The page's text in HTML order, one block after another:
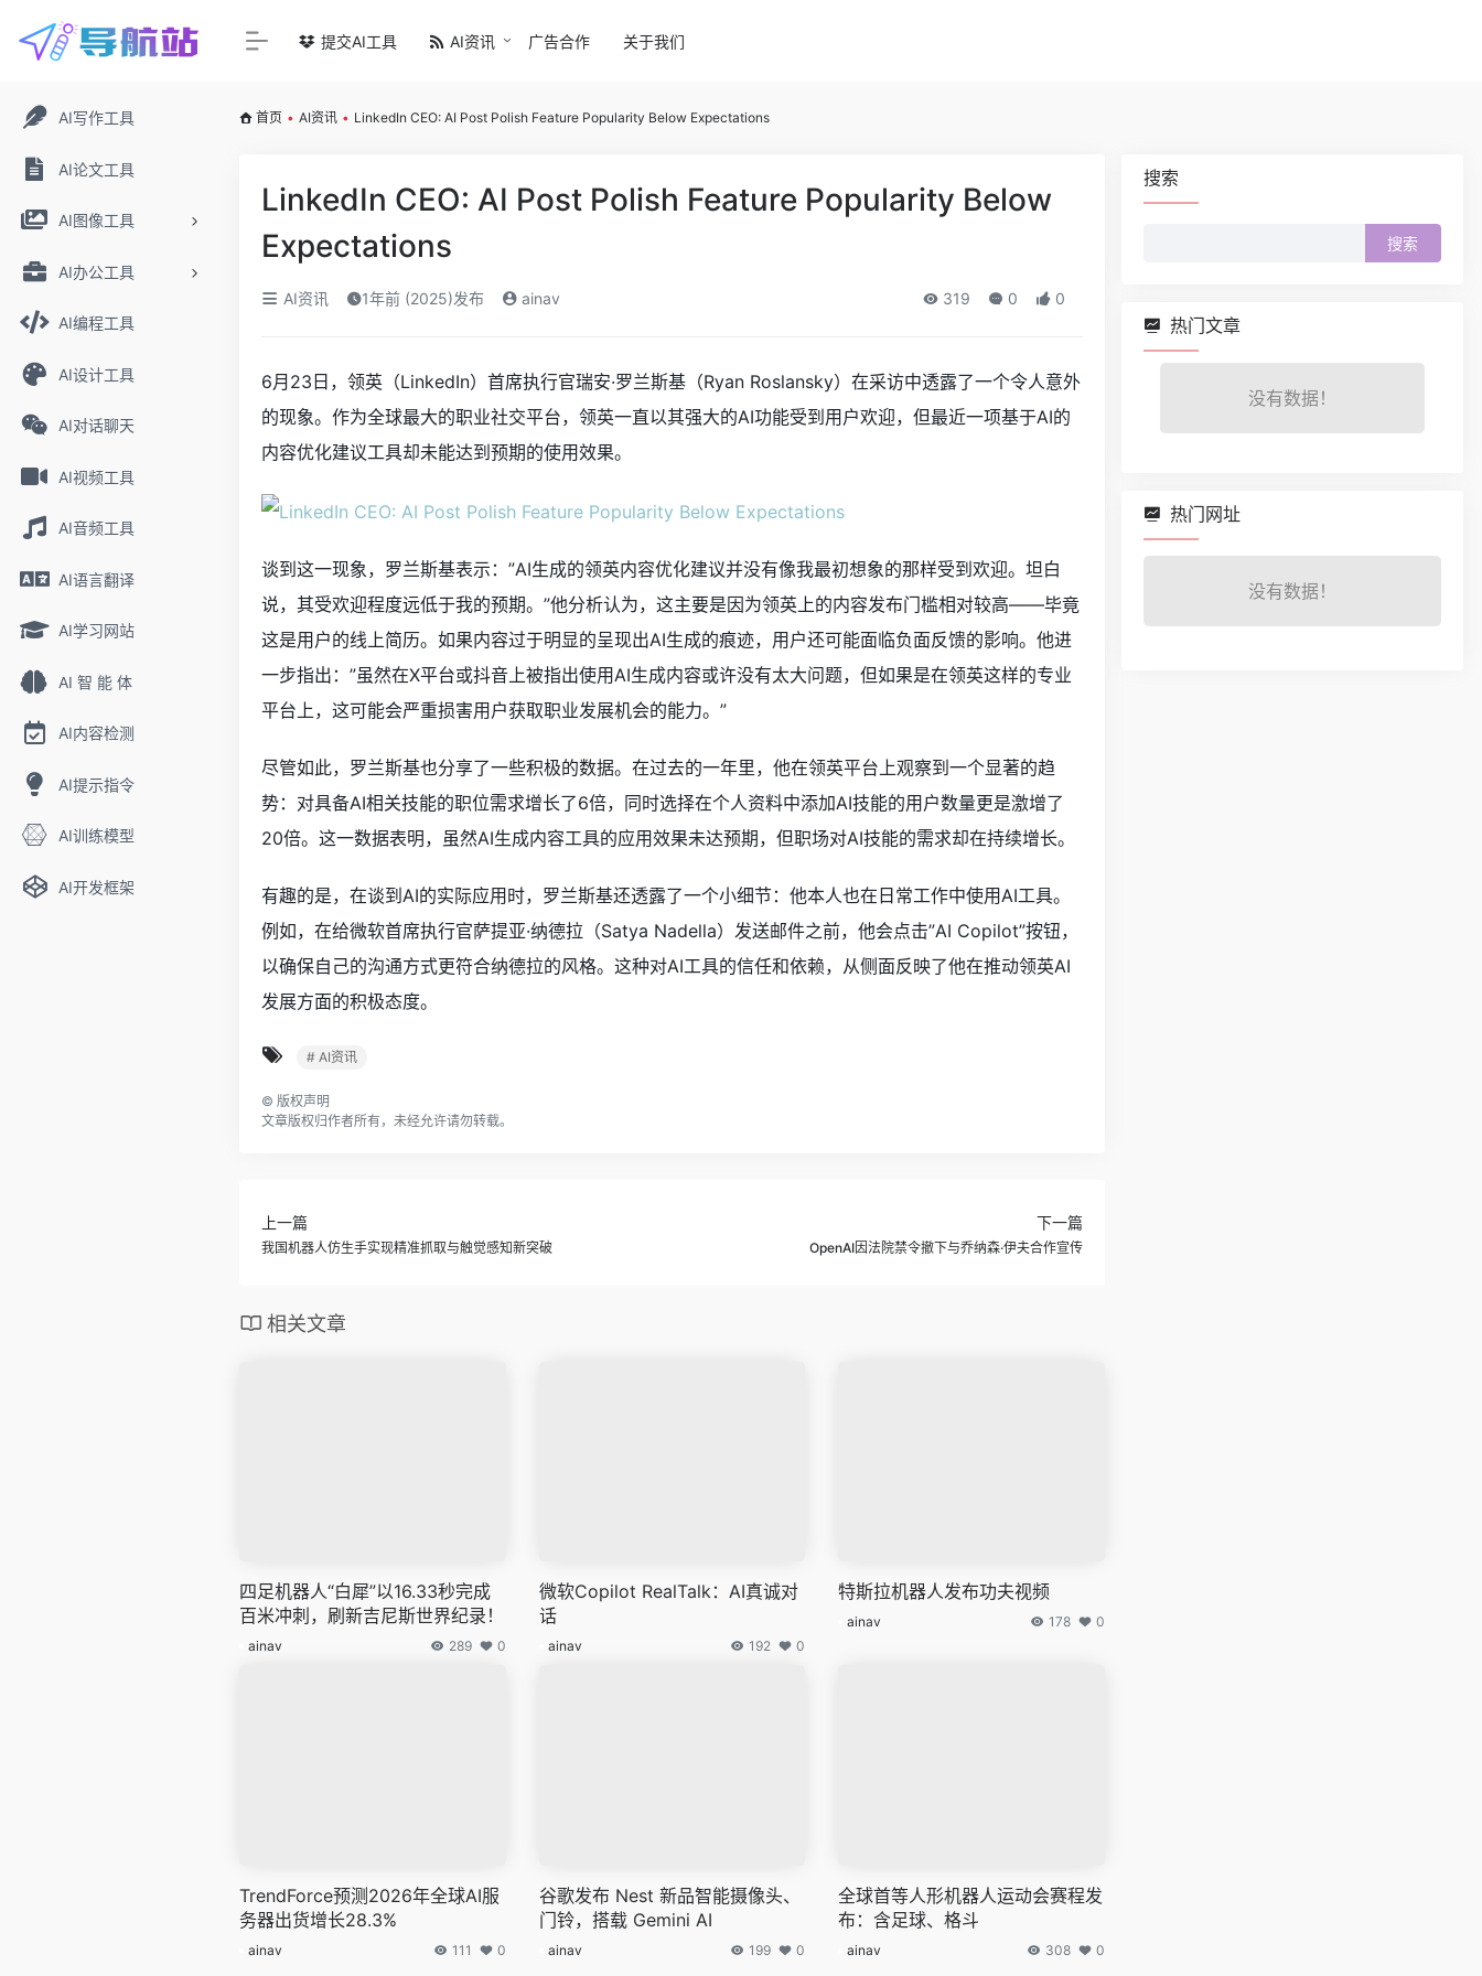
AI写作工具
AI论文工具
AI图像工具
AI办公工具
AI编程工具
AI设计工具
AI对话聊天
AI视频工具
AI音频工具
AI语言翻译
AI学习网站
AI 智 能 体
AI内容检测
AI提示指令
AI训练模型
AI开发框架
提交AI工具 AI资讯 广告合作 关于我们
首页 • AI资讯 • LinkedIn CEO: AI Post Polish Feature Popularity Below Expectations
LinkedIn CEO: AI Post Polish Feature Popularity Below
Expectations
AI资讯 1年前 (2025)发布 ainav 319 0 0
6月23日，领英（LinkedIn）首席执行官瑞安·罗兰斯基（Ryan Roslansky）在采访中透露了一个令人意外
的现象。作为全球最大的职业社交平台，领英一直以其强大的AI功能受到用户欢迎，但最近一项基于AI的
内容优化建议工具却未能达到预期的使用效果。
谈到这一现象，罗兰斯基表示：”AI生成的领英内容优化建议并没有像我最初想象的那样受到欢迎。坦白
说，其受欢迎程度远低于我的预期。”他分析认为，这主要是因为领英上的内容发布门槛相对较高——毕竟
这是用户的线上简历。如果内容过于明显的呈现出AI生成的痕迹，用户还可能面临负面反馈的影响。他进
一步指出：”虽然在X平台或抖音上被指出使用AI生成内容或许没有太大问题，但如果是在领英这样的专业
平台上，这可能会严重损害用户获取职业发展机会的能力。”
尽管如此，罗兰斯基也分享了一些积极的数据。在过去的一年里，他在领英平台上观察到一个显著的趋
势：对具备AI相关技能的职位需求增长了6倍，同时选择在个人资料中添加AI技能的用户数量更是激增了
20倍。这一数据表明，虽然AI生成内容工具的应用效果未达预期，但职场对AI技能的需求却在持续增长。
有趣的是，在谈到AI的实际应用时，罗兰斯基还透露了一个小细节：他本人也在日常工作中使用AI工具。
例如，在给微软首席执行官萨提亚·纳德拉（Satya Nadella）发送邮件之前，他会点击”AI Copilot”按钮，
以确保自己的沟通方式更符合纳德拉的风格。这种对AI工具的信任和依赖，从侧面反映了他在推动领英AI
发展方面的积极态度。
# AI资讯
© 版权声明
文章版权归作者所有，未经允许请勿转载。
上一篇
我国机器人仿生手实现精准抓取与触觉感知新突破
下一篇
OpenAI因法院禁令撤下与乔纳森·伊夫合作宣传
相关文章
四足机器人“白犀”以16.33秒完成
百米冲刺，刷新吉尼斯世界纪录！
ainav 289 0
微软Copilot RealTalk：AI真诚对
话
ainav 192 0
特斯拉机器人发布功夫视频
ainav 178 0
TrendForce预测2026年全球AI服
务器出货增长28.3%
ainav 111 0
谷歌发布 Nest 新品智能摄像头、
门铃，搭载 Gemini AI
ainav 199 0
全球首等人形机器人运动会赛程发
布：含足球、格斗
ainav 308 0
搜索
热门文章
没有数据！
热门网址
没有数据！